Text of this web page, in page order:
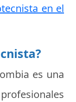
en el
es una